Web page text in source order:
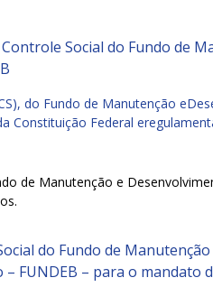
Social do Fundo de
do Fundo de Manutenção
Constituição Federal
de Manutenção e
do Fundo de Manutenção
FUNDEB – para o mandato